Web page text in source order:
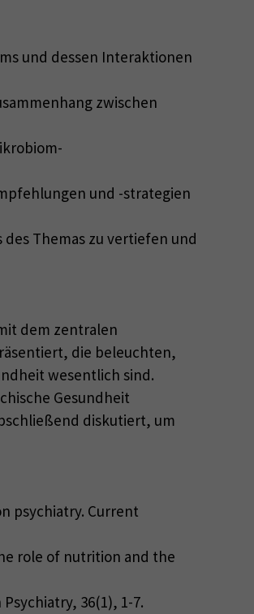
und dessen Interaktionen
zwischen
und -strategien
Themas zu vertiefen und
dem zentralen
die beleuchten,
wesentlich sind.
Gesundheit
diskutiert, um
psychiatry. Current
role of nutrition and the
36(1), 1-7.